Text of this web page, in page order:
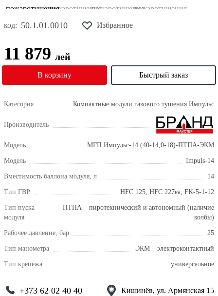
код: 50.1.01.0010 Избранное
11 879 лей
В корзину Быстрый заказ
Категория Компактные модули газового тушения Импульс
Производитель
Модель МГП Импульс-14 (40-14,0-18)-ПТПА-ЭКМ
Модель Impuls-14
Вместимость баллона модуля, л 14
Тип ГВР HFC 125, HFC 227ea, FK-5-1-12
Тип пуска
модуля
ПТПА – пиротехнический и автономный (наличие
колбы)
Рабочее давление, бар 25
Тип манометра ЭКМ – электроконтактный
Тип крепежа универсальное
+373 62 02 40 40 Кишинёв, ул. Армянская 15